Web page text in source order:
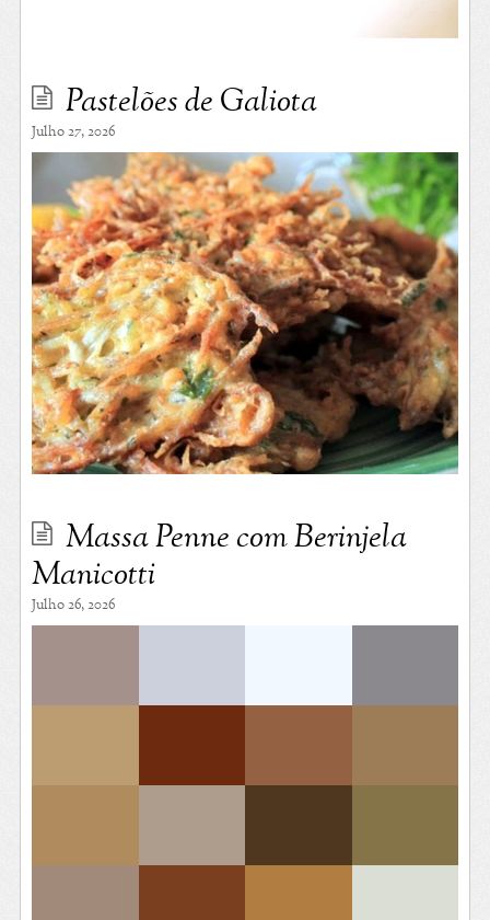
Pastelões de Galiota
Julho 27, 2026
Massa Penne com Berinjela
Manicotti
Julho 26, 2026